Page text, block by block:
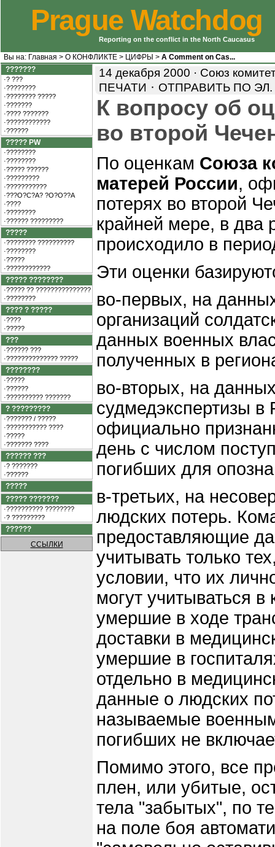
Prague Watchdog
Reporting on the conflict in the North Caucasus
Вы на: Главная > О КОНФЛИКТЕ > ЦИФРЫ > A Comment on Cas...
???????
·? ???
·????????
·???????? ?????
·???????
·???? ???????
·????????????
·??????
????? PW
·????????
·????????
·????? ??????
·?????????
·???????????
·???O?C?A? ?O?O??A
·????
·????????
·?????? ?????????
?????
·???????? ??????????
·????????
·?????
·????????????
????? ????????
·????? ?? ???????????????
·????????
???? ? ?????
·????
·?????
???
·?????? ???
·?????????????? ?????
????????
·?????
·??????
·?????????? ???????
? ?????????
·??????? / ?????
·??????????? ????
·?????
·??????? ????
?????? ???
·? ???????
·??????
?????
????? ???????
·?????????? ????????
·? ?????????
??????
ССЫЛКИ
14 декабря 2000 · Союз
ПЕЧАТИ · ОТПРАВИТЬ ПО
К вопросу об
во второй
По оценкам Союза
матерей России,
потерях во второй
крайней мере, в два
происходило в
Эти оценки
во-первых, на
организаций
данных военных
полученных в
во-вторых, на
судмедэкспертизы в
официально
день с числом
погибших для
в-третьих, на
людских потерь.
предоставляющие
учитывать только
условии, что их
могут учитываться
умершие в ходе
доставки в
умершие в
отдельно в
данные о людских
называемые
погибших не
Помимо этого, все
плен, или убитые,
тела "забытых", по
на поле боя